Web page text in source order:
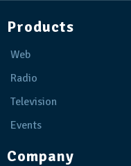
Products
Web
Radio
Television
Events
Company